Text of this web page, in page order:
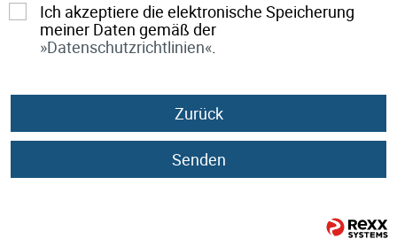
Ich akzeptiere die elektronische Speicherung
meiner Daten gemäß der
Datenschutzrichtlinien .
Zurück
Senden